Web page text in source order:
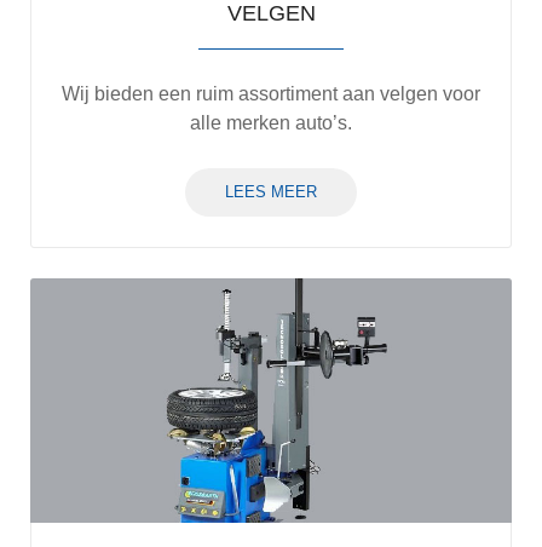
VELGEN
Wij bieden een ruim assortiment aan velgen voor
alle merken auto’s.
LEES MEER